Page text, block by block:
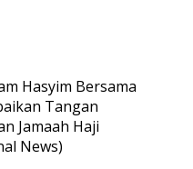
Hasyim Bersama
Tangan
Jamaah Haji
News)